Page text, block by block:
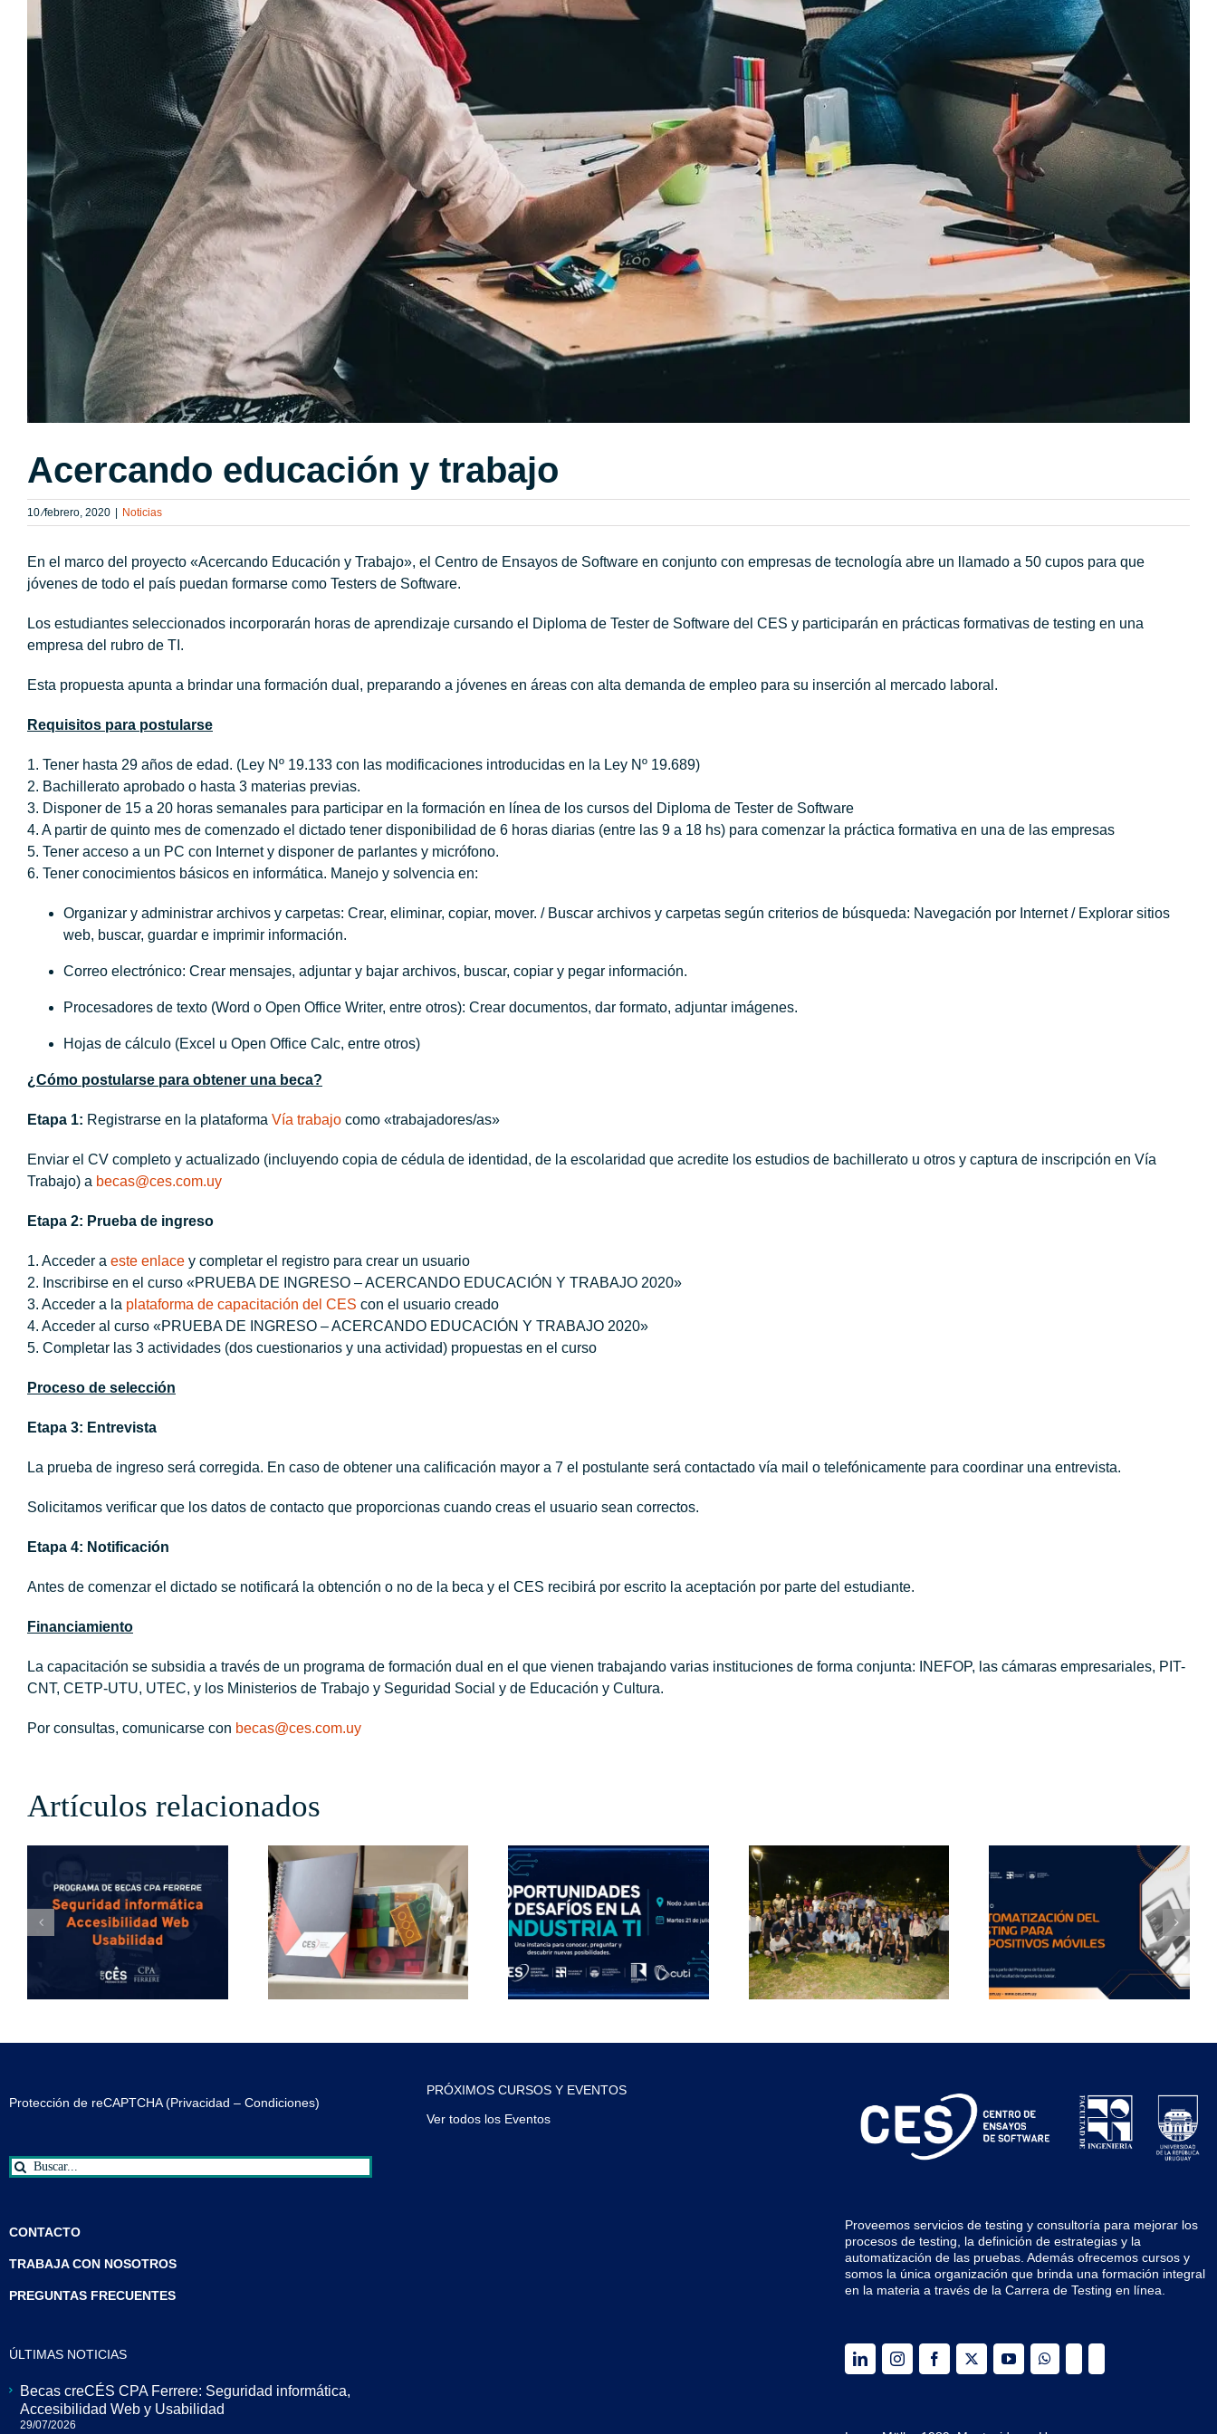
Acercando educación y trabajo
10 ⁄febrero, 2020 Noticias
En el marco del proyecto «Acercando Educación y Trabajo», el Centro de Ensayos de Software en conjunto con empresas de tecnología abre un llamado a 50 cupos para que
jóvenes de todo el país puedan formarse como Testers de Software.
Los estudiantes seleccionados incorporarán horas de aprendizaje cursando el Diploma de Tester de Software del CES y participarán en prácticas formativas de testing en una
empresa del rubro de TI.
Esta propuesta apunta a brindar una formación dual, preparando a jóvenes en áreas con alta demanda de empleo para su inserción al mercado laboral.
Requisitos para postularse
1. Tener hasta 29 años de edad. (Ley Nº 19.133 con las modificaciones introducidas en la Ley Nº 19.689)
2. Bachillerato aprobado o hasta 3 materias previas.
3. Disponer de 15 a 20 horas semanales para participar en la formación en línea de los cursos del Diploma de Tester de Software
4. A partir de quinto mes de comenzado el dictado tener disponibilidad de 6 horas diarias (entre las 9 a 18 hs) para comenzar la práctica formativa en una de las empresas
5. Tener acceso a un PC con Internet y disponer de parlantes y micrófono.
6. Tener conocimientos básicos en informática. Manejo y solvencia en:
Organizar y administrar archivos y carpetas: Crear, eliminar, copiar, mover. / Buscar archivos y carpetas según criterios de búsqueda: Navegación por Internet / Explorar sitios
web, buscar, guardar e imprimir información.
Correo electrónico: Crear mensajes, adjuntar y bajar archivos, buscar, copiar y pegar información.
Procesadores de texto (Word o Open Office Writer, entre otros): Crear documentos, dar formato, adjuntar imágenes.
Hojas de cálculo (Excel u Open Office Calc, entre otros)
¿Cómo postularse para obtener una beca?
Etapa 1: Registrarse en la plataforma Vía trabajo como «trabajadores/as»
Enviar el CV completo y actualizado (incluyendo copia de cédula de identidad, de la escolaridad que acredite los estudios de bachillerato u otros y captura de inscripción en Vía
Trabajo) a becas@ces.com.uy
Etapa 2: Prueba de ingreso
1. Acceder a este enlace y completar el registro para crear un usuario
2. Inscribirse en el curso «PRUEBA DE INGRESO – ACERCANDO EDUCACIÓN Y TRABAJO 2020»
3. Acceder a la plataforma de capacitación del CES con el usuario creado
4. Acceder al curso «PRUEBA DE INGRESO – ACERCANDO EDUCACIÓN Y TRABAJO 2020»
5. Completar las 3 actividades (dos cuestionarios y una actividad) propuestas en el curso
Proceso de selección
Etapa 3: Entrevista
La prueba de ingreso será corregida. En caso de obtener una calificación mayor a 7 el postulante será contactado vía mail o telefónicamente para coordinar una entrevista.
Solicitamos verificar que los datos de contacto que proporcionas cuando creas el usuario sean correctos.
Etapa 4: Notificación
Antes de comenzar el dictado se notificará la obtención o no de la beca y el CES recibirá por escrito la aceptación por parte del estudiante.
Financiamiento
La capacitación se subsidia a través de un programa de formación dual en el que vienen trabajando varias instituciones de forma conjunta: INEFOP, las cámaras empresariales, PIT-
CNT, CETP-UTU, UTEC, y los Ministerios de Trabajo y Seguridad Social y de Educación y Cultura.
Por consultas, comunicarse con becas@ces.com.uy
Artículos relacionados
Una jornada
de tecnología
y orientación
laboral para
jóvenes de
Colonia
Oportunidades
y desafíos de
la industria TI
para jóvenes
en Juan
Lacaze
22 años
impulsando la
calidad del
software
Automatización
del Testing en
Dispositivos
Móviles
Protección de reCAPTCHA (Privacidad – Condiciones)
Buscar:
CONTACTO
TRABAJA CON NOSOTROS
PREGUNTAS FRECUENTES
ÚLTIMAS NOTICIAS
Becas creCÉS CPA Ferrere: Seguridad informática,
Accesibilidad Web y Usabilidad
29/07/2026
PRÓXIMOS CURSOS Y EVENTOS
Ver todos los Eventos
Proveemos servicios de testing y consultoría para mejorar los
procesos de testing, la definición de estrategias y la
automatización de las pruebas. Además ofrecemos cursos y
somos la única organización que brinda una formación integral
en la materia a través de la Carrera de Testing en línea.